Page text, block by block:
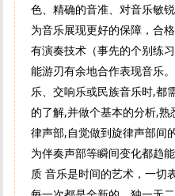
色、精确的音准、对音乐敏
为音乐展现更好的保障，合
有演奏技术（事先的个别练
能游刃有余地合作表现音乐
乐、交响乐或民族音乐时,都
的了解,并做个基本的分析,
律声部,自觉做到旋律声部间
为伴奏声部等瞬间变化都趋
质 音乐是时间的艺术，一切